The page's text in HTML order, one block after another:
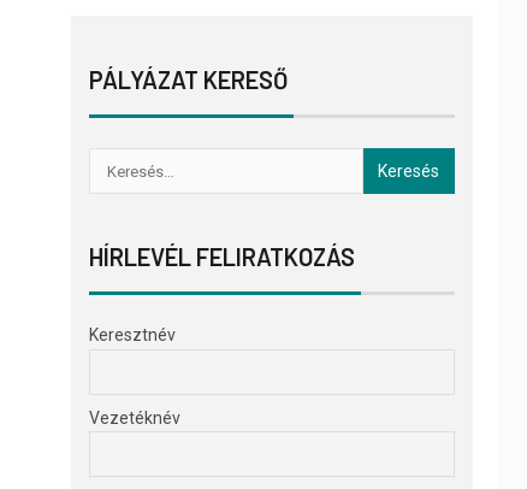
PÁLYÁZAT KERESŐ
HÍRLEVÉL FELIRATKOZÁS
Keresztnév
Vezetéknév